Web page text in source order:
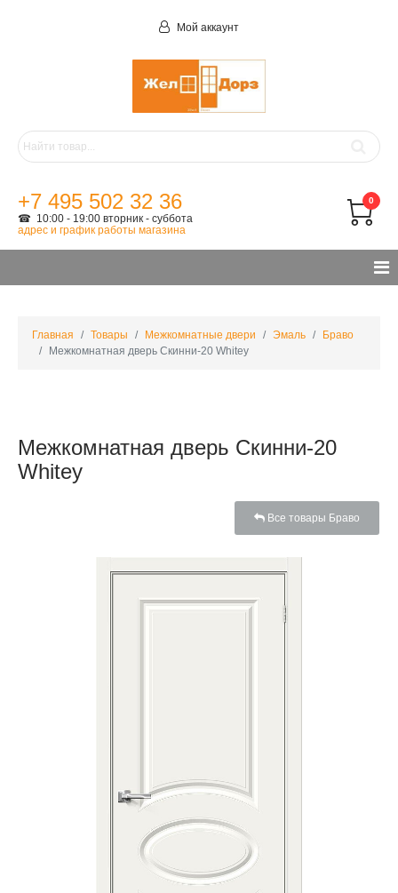
Мой аккаунт
+7 495 502 32 36
☎ 10:00 - 19:00 вторник - суббота
адрес и график работы магазина
0
Главная Товары Межкомнатные двери Эмаль
Браво
Межкомнатная дверь Скинни-20 Whitey
Межкомнатная дверь Скинни-20
Whitey
Все товары Браво